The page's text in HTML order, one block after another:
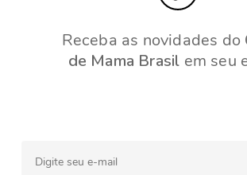
Receba as novidades do
de Mama Brasil em seu